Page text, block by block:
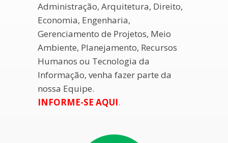
Administração, Arquitetura, Direito,
Economia, Engenharia,
Gerenciamento de Projetos, Meio
Ambiente, Planejamento, Recursos
Humanos ou Tecnologia da
Informação, venha fazer parte da
nossa Equipe.
INFORME-SE AQUI.